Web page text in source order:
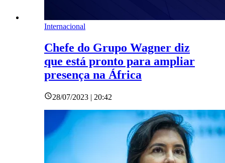
Internacional
Chefe do Grupo Wagner diz
que está pronto para ampliar
presença na África
28/07/2023 | 20:42